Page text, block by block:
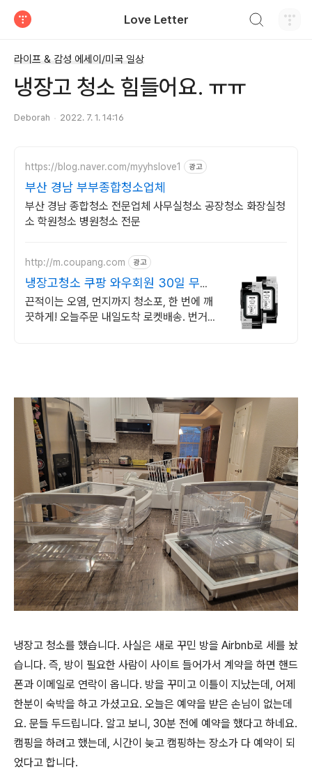
Love Letter
라이프 & 감성 에세이/미국 일상
냉장고 청소 힘들어요. ㅠㅠ
Deborah 2022. 7. 1. 14:16
https://blog.naver.com/myyhslove1 광고
부산 경남 부부종합청소업체
부산 경남 종합청소 전문업체 사무실청소 공장청소 화장실청
소 학원청소 병원청소 전문
http://m.coupang.com 광고
냉장고청소 쿠팡 와우회원 30일 무료
반품
끈적이는 오염, 먼지까지 청소포, 한 번에 깨
끗하게! 오늘주문 내일도착 로켓배송. 번거로
냉장고 청소를 했습니다. 사실은 새로 꾸민 방을 Airbnb로 세를 놨
습니다. 즉, 방이 필요한 사람이 사이트 들어가서 계약을 하면 핸드
폰과 이메일로 연락이 옵니다. 방을 꾸미고 이틀이 지났는데, 어제
한분이 숙박을 하고 가셨고요. 오늘은 예약을 받은 손님이 없는데
요. 문들 두드립니다. 알고 보니, 30분 전에 예약을 했다고 하네요.
캠핑을 하려고 했는데, 시간이 늦고 캠핑하는 장소가 다 예약이 되
었다고 합니다.